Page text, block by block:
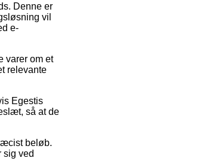
Denne er
vil
e-
varer om et
relevante
Egestis
så at de
beløb.
sig ved